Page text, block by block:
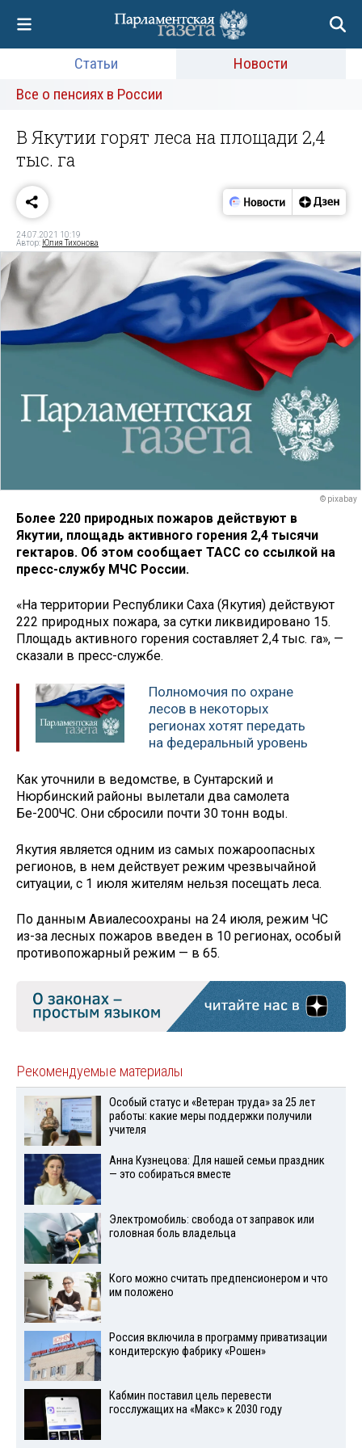
Статьи
Новости
Все о пенсиях в России
В Якутии горят леса на площади 2,4
тыс. га
24.07.2021 10:19
Автор: Юлия Тихонова
© pixabay
Более 220 природных пожаров действуют в
Якутии, площадь активного горения 2,4 тысячи
гектаров. Об этом сообщает ТАСС со ссылкой на
пресс-службу МЧС России.
«На территории Республики Саха (Якутия) действуют
222 природных пожара, за сутки ликвидировано 15.
Площадь активного горения составляет 2,4 тыс. га», —
сказали в пресс-службе.
Полномочия по охране
лесов в некоторых
регионах хотят передать
на федеральный уровень
Как уточнили в ведомстве, в Сунтарский и
Нюрбинский районы вылетали два самолета
Бе-200ЧС. Они сбросили почти 30 тонн воды.
Якутия является одним из самых пожароопасных
регионов, в нем действует режим чрезвычайной
ситуации, с 1 июля жителям нельзя посещать леса.
По данным Авиалесоохраны на 24 июля, режим ЧС
из-за лесных пожаров введен в 10 регионах, особый
противопожарный режим — в 65.
Рекомендуемые материалы
Особый статус и «Ветеран труда» за 25 лет
работы: какие меры поддержки получили
учителя
Анна Кузнецова: Для нашей семьи праздник
— это собираться вместе
Электромобиль: свобода от заправок или
головная боль владельца
Кого можно считать предпенсионером и что
им положено
Россия включила в программу приватизации
кондитерскую фабрику «Рошен»
Кабмин поставил цель перевести
госслужащих на «Макс» к 2030 году